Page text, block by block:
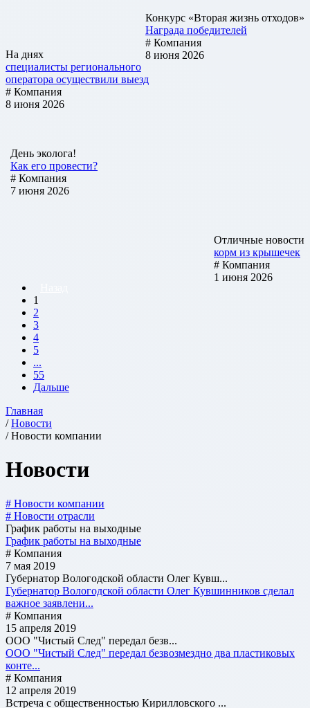
Конкурс «Вторая жизнь отходов»
Награда победителей
# Компания
8 июня 2026
На днях
специалисты регионального
оператора осуществили выезд
# Компания
8 июня 2026
День эколога!
Как его провести?
# Компания
7 июня 2026
Отличные новости
корм из крышечек
# Компания
1 июня 2026
1
2
3
4
5
...
55
Дальше
Главная
/Новости
/ Новости компании
Новости
# Новости компании
# Новости отрасли
График работы на выходные
График работы на выходные
# Компания
7 мая 2019
Губернатор Вологодской области Олег Кувш...
Губернатор Вологодской области Олег Кувшинников сделал
важное заявлени...
# Компания
15 апреля 2019
ООО "Чистый След" передал безв...
ООО "Чистый След" передал безвозмездно два пластиковых
конте...
# Компания
12 апреля 2019
Встреча с общественностью Кирилловского ...